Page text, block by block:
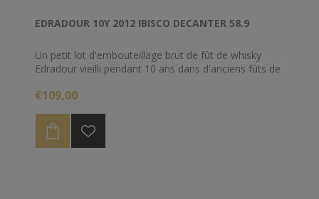
EDRADOUR 10Y 2012 IBISCO DECANTER 58.9
Un petit lot d'embouteillage brut de fût de whisky
Edradour vieilli pendant 10 ans dans d'anciens fûts de
d'excellents embouteillages officiels
€109,00